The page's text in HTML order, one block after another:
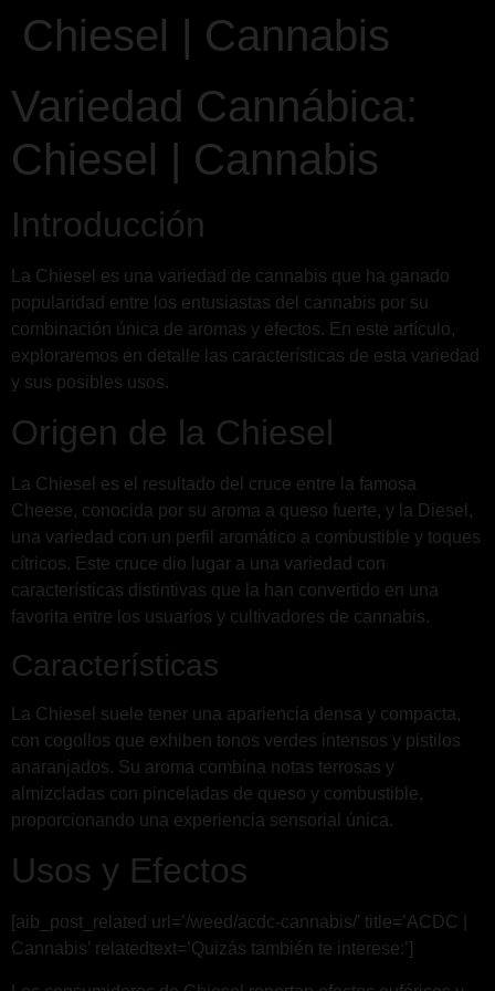
Chiesel | Cannabis
Variedad Cannábica:
Chiesel | Cannabis
Introducción
La Chiesel es una variedad de cannabis que ha ganado
popularidad entre los entusiastas del cannabis por su
combinación única de aromas y efectos. En este artículo,
exploraremos en detalle las características de esta variedad
y sus posibles usos.
Origen de la Chiesel
La Chiesel es el resultado del cruce entre la famosa
Cheese, conocida por su aroma a queso fuerte, y la Diesel,
una variedad con un perfil aromático a combustible y toques
cítricos. Este cruce dio lugar a una variedad con
características distintivas que la han convertido en una
favorita entre los usuarios y cultivadores de cannabis.
Características
La Chiesel suele tener una apariencia densa y compacta,
con cogollos que exhiben tonos verdes intensos y pistilos
anaranjados. Su aroma combina notas terrosas y
almizcladas con pinceladas de queso y combustible,
proporcionando una experiencia sensorial única.
Usos y Efectos
[aib_post_related url=’/weed/acdc-cannabis/’ title=’ACDC |
Cannabis’ relatedtext=’Quizás también te interese:’]